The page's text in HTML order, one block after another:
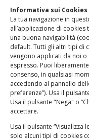
Informativa sui Cookies
La tua navigazione in
all’applicazione di
una buona navigabilità
default. Tutti gli altri tipi di
vengono applicati da noi
espresso. Puoi
consenso, in qualsiasi
accedendo al pannello
preferenze”). Usa il
Usa il pulsante "Nega" o
accettare.
Usa il pulsante “Visualizza
solo alcuni tipi di cookies
www.odg.toscana.it –
Firenze al nr. 5208 dell’
Giampaolo Marchini –
LINK UTILI
PagoPA
Privacy Policy